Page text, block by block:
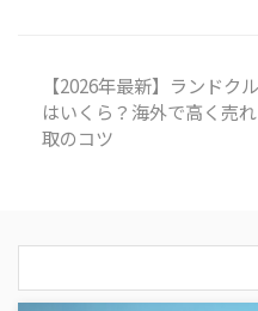
【2026年最新】ランドク
はいくら？海外で高く売
取のコツ